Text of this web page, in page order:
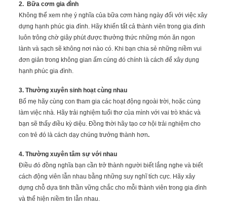
2. Bữa cơm gia đình
Không thể xem nhẹ ý nghĩa của bữa cơm hàng ngày đối với việc xây
dựng hạnh phúc gia đình. Hãy khiến tất cả thành viên trong gia đình
luôn trông chờ giây phút được thưởng thức những món ăn ngon
lành và sạch sẽ không nơi nào có. Khi bạn chia sẻ những niềm vui
đơn giản trong không gian ấm cúng đó chính là cách để xây dụng
hạnh phúc gia đình.
3. Thường xuyên sinh hoạt cùng nhau
Bố mẹ hãy cùng con tham gia các hoạt động ngoài trời, hoặc cùng
làm việc nhà. Hãy trải nghiệm tuổi thơ của mình với vai trò khác và
bạn sẽ thấy điều kỳ diệu. Đồng thời hãy tạo cơ hội trải nghiệm cho
con trẻ đó là cách dạy chúng trưởng thành hơn.
4. Thường xuyên tâm sự với nhau
Điều đó đồng nghĩa bạn cần trở thành người biết lắng nghe và biết
cách động viên lẫn nhau bằng những suy nghĩ tích cực. Hãy xây
dựng chỗ dựa tinh thần vững chắc cho mỗi thành viên trong gia đình
và thể hiện niềm tin lẫn nhau.